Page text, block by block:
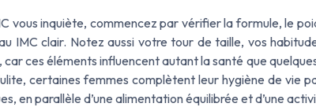
vous inquiète, commencez par vérifier la formule, le
IMC clair. Notez aussi votre tour de taille, vos
ces éléments influencent autant la santé que
certaines femmes complètent leur hygiène de vie
en parallèle d’une alimentation équilibrée et d’une